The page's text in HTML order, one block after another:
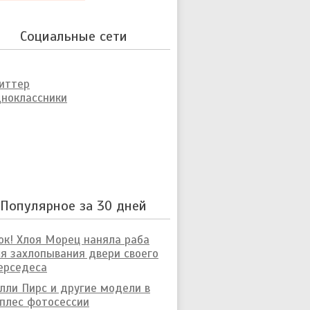
Социальные сети
Популярное за 30 дней
Хлоя Морец наняла раба
захлопывания двери своего
Пирс и другие модели в
фотосессии